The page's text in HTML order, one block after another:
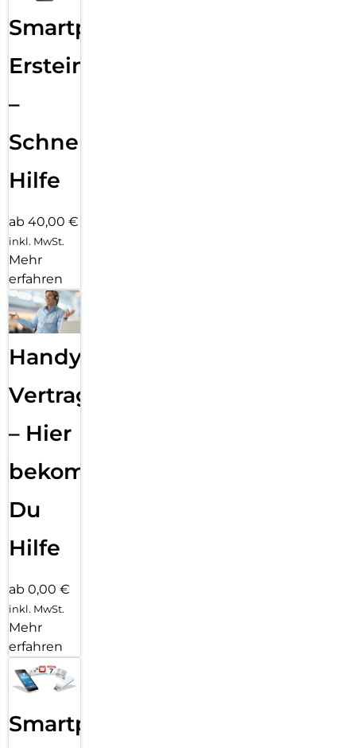
Smartphone
Ersteinrichtung
–
Schnelle
Hilfe
ab 40,00 €
inkl. MwSt.
Mehr
erfahren
Handy
Vertragsabwicklung
– Hier
bekommst
Du
Hilfe
ab 0,00 €
inkl. MwSt.
Mehr
erfahren
Smartphone